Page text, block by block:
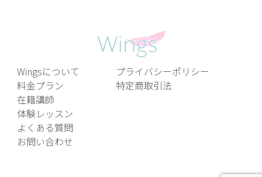
Wingsについて
料金プラン
在籍講師
体験レッスン
よくある質問
お問い合わせ
プライバシーポリシー
特定商取引法